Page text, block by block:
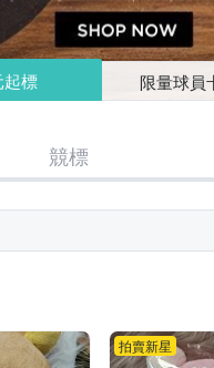
起標 限量球員
競標
拍賣新星